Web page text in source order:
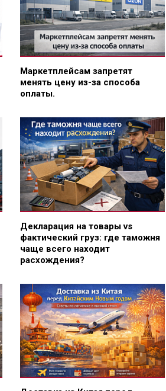
Маркетплейсам запретят
менять цену из-за способа
оплаты.
Декларация на товары vs
фактический груз: где таможня
чаще всего находит
расхождения?